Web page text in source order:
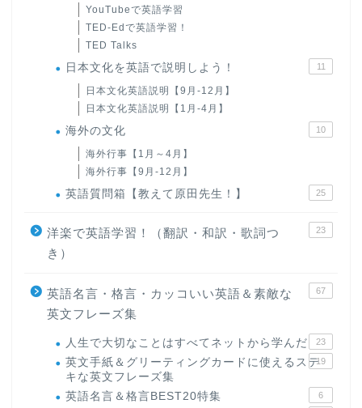
YouTubeで英語学習
TED-Edで英語学習！
TED Talks
日本文化を英語で説明しよう！ 11
日本文化英語説明【9月-12月】
日本文化英語説明【1月-4月】
海外の文化 10
海外行事【1月～4月】
海外行事【9月-12月】
英語質問箱【教えて原田先生！】 25
洋楽で英語学習！（翻訳・和訳・歌詞つ
き）
23
英語名言・格言・カッコいい英語＆素敵な
英文フレーズ集
67
人生で大切なことはすべてネットから学んだ 23
英文手紙＆グリーティングカードに使えるステ
キな英文フレーズ集
19
英語名言＆格言BEST20特集 6